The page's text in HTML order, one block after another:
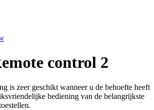
control 2
is zeer geschikt wanneer u de behoefte heeft
bediening van de belangrijkste